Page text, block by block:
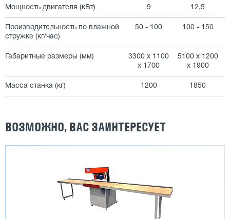
Мощность двигателя (кВт) 9 12,5
Производительность по влажной
стружке (кг/час)
50 - 100 100 - 150
Габаритные размеры (мм)
3300 х 1100
х 1700
5100 х 1200
х 1900
Масса станка (кг) 1200 1850
ВОЗМОЖНО, ВАС ЗАИНТЕРЕСУЕТ